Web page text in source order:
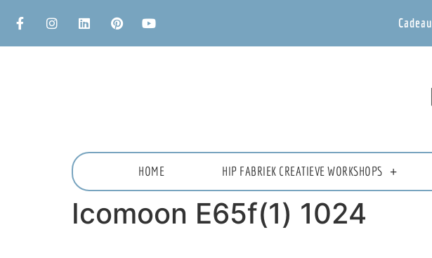
HOME HIP FABRIEK CREATIEVE WORKSHOPS
Icomoon E65f(1) 1024